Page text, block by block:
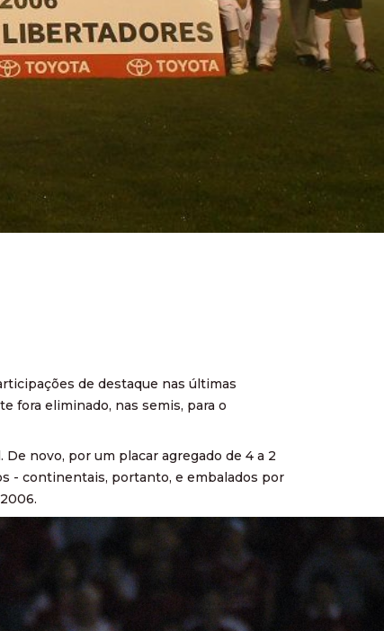
de destaque nas últimas
fora eliminado, nas semis, para o
novo, por um placar agregado de 4 a 2
- continentais, portanto, e embalados por